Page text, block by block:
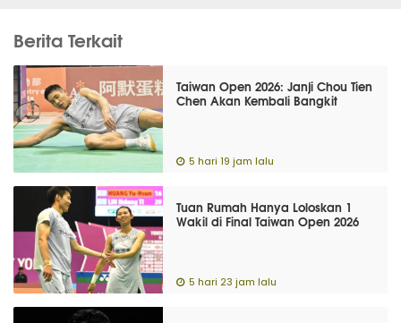
Berita Terkait
Taiwan Open 2026: Janji Chou Tien
Chen Akan Kembali Bangkit
5 hari 19 jam lalu
Tuan Rumah Hanya Loloskan 1
Wakil di Final Taiwan Open 2026
5 hari 23 jam lalu